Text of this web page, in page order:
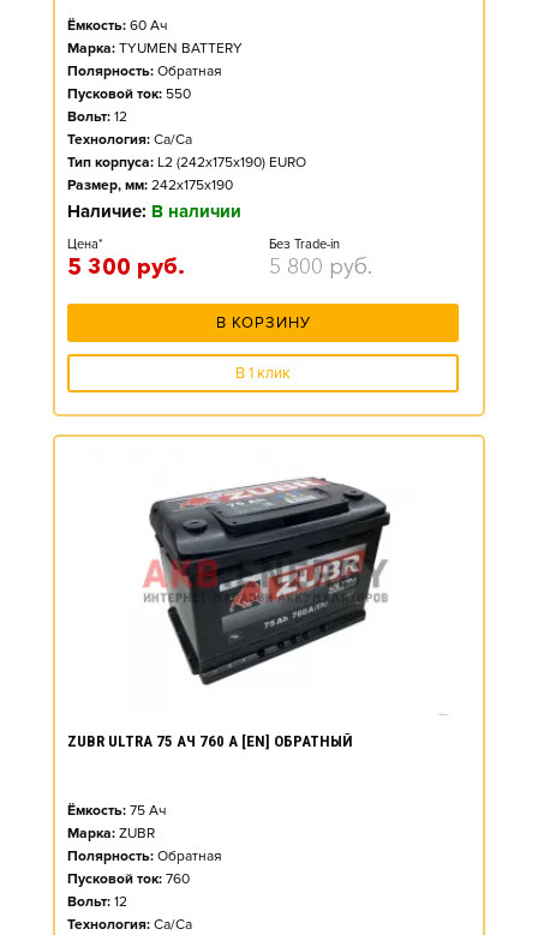
Ёмкость: 60 Ач
Марка: TYUMEN BATTERY
Полярность: Обратная
Пусковой ток: 550
Вольт: 12
Технология: Ca/Ca
Тип корпуса: L2 (242x175x190) EURO
Размер, мм: 242x175x190
Наличие: В наличии
Цена*
5 300 руб.
Без Trade-in
5 800 руб.
В КОРЗИНУ
В 1 клик
ZUBR ULTRA 75 АЧ 760 А [EN] ОБРАТНЫЙ
Ёмкость: 75 Ач
Марка: ZUBR
Полярность: Обратная
Пусковой ток: 760
Вольт: 12
Технология: Ca/Ca